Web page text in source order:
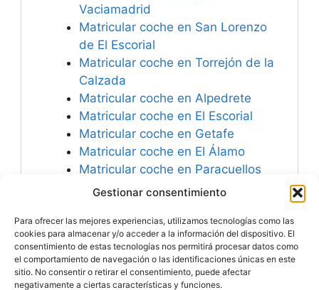
Gestionar consentimiento
Para ofrecer las mejores experiencias, utilizamos tecnologías como las
cookies para almacenar y/o acceder a la información del dispositivo. El
consentimiento de estas tecnologías nos permitirá procesar datos como
el comportamiento de navegación o las identificaciones únicas en este
sitio. No consentir o retirar el consentimiento, puede afectar
negativamente a ciertas características y funciones.
Vaciamadrid
Matricular coche en San Lorenzo
de El Escorial
Matricular coche en Torrejón de la
Calzada
Matricular coche en Alpedrete
Matricular coche en El Escorial
Matricular coche en Getafe
Matricular coche en El Álamo
Matricular coche en Paracuellos
de Jarama
Matricular coche en Meco